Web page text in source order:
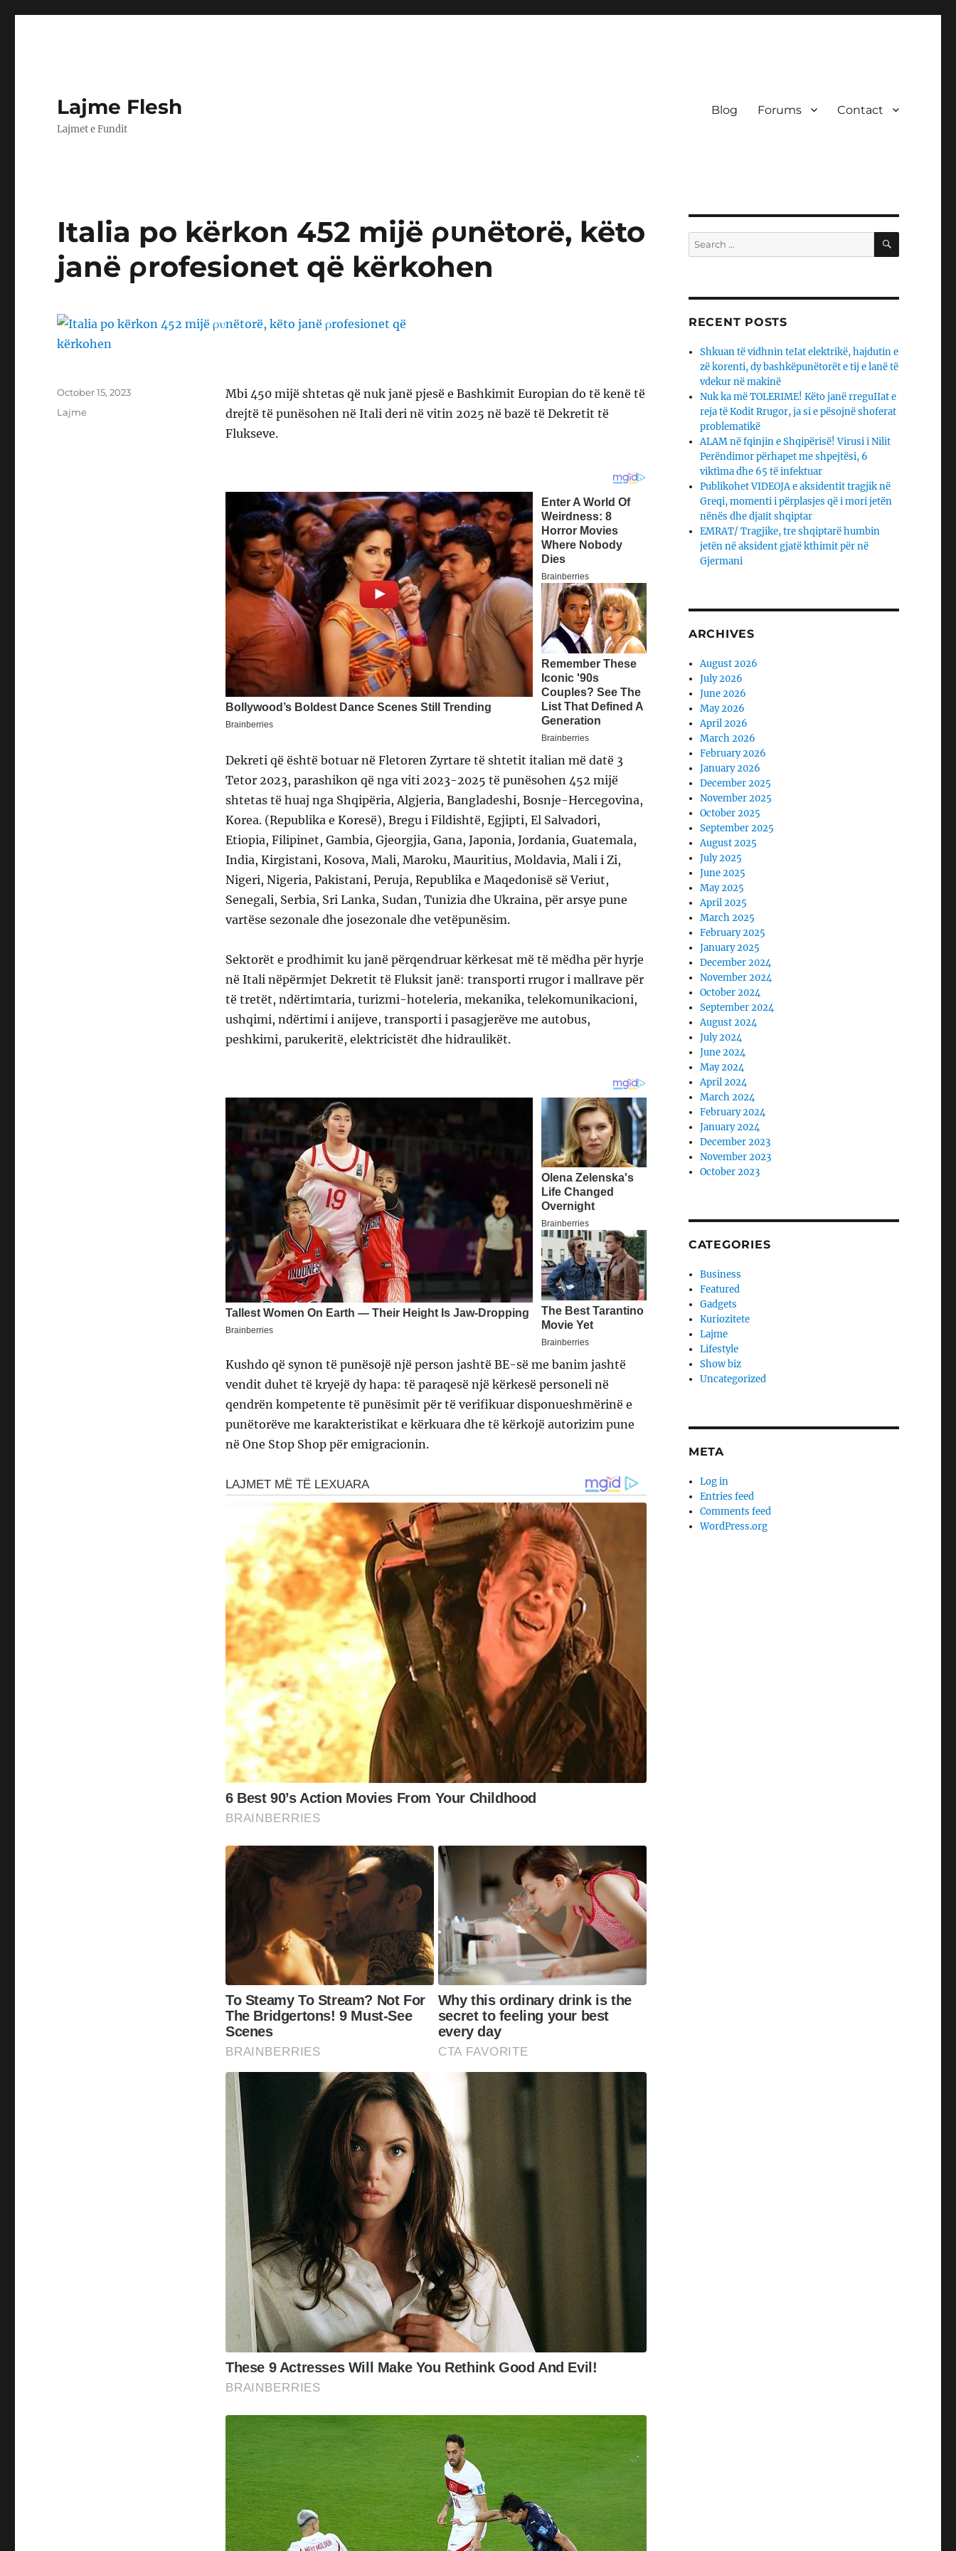
Lajme Flesh
Lajmet e Fundit
Blog Forums Contact
Italia po kërkon 452 mijë ρυnëtorë, këto
janë ρrofesionet që kërkohen
Mbi 450 mijë shtetas që nuk janë pjesë e Bashkimit Europian do të kenë të
drejtë të punësohen në Itali deri në vitin 2025 në bazë të Dekretit të
Flukseve.
Dekreti që është botuar në Fletoren Zyrtare të shtetit italian më datë 3
Tetor 2023, parashikon që nga viti 2023-2025 të punësohen 452 mijë
shtetas të huaj nga Shqipëria, Algjeria, Bangladeshi, Bosnje-Hercegovina,
Korea. (Republika e Koresë), Bregu i Fildishtë, Egjipti, El Salvadori,
Etiopia, Filipinet, Gambia, Gjeorgjia, Gana, Japonia, Jordania, Guatemala,
India, Kirgistani, Kosova, Mali, Maroku, Mauritius, Moldavia, Mali i Zi,
Nigeri, Nigeria, Pakistani, Peruja, Republika e Maqedonisë së Veriut,
Senegali, Serbia, Sri Lanka, Sudan, Tunizia dhe Ukraina, për arsye pune
vartëse sezonale dhe josezonale dhe vetëpunësim.
Sektorët e prodhimit ku janë përqendruar kërkesat më të mëdha për hyrje
në Itali nëpërmjet Dekretit të Fluksit janë: transporti rrugor i mallrave për
të tretët, ndërtimtaria, turizmi-hoteleria, mekanika, telekomunikacioni,
ushqimi, ndërtimi i anijeve, transporti i pasagjerëve me autobus,
peshkimi, parukeritë, elektricistët dhe hidraulikët.
Kushdo që synon të punësojë një person jashtë BE-së me banim jashtë
vendit duhet të kryejë dy hapa: të paraqesë një kërkesë personeli në
qendrën kompetente të punësimit për të verifikuar disponueshmërinë e
punëtorëve me karakteristikat e kërkuara dhe të kërkojë autorizim pune
në One Stop Shop për emigracionin.
Posted
October 15, 2023
Categories
Lajme
Search
for:
SEARCH
RECENT POSTS
Shkuan të vidhnin teIat elektrikë, hajdutin e
zë korenti, dy bashkëpunëtorët e tij e lanë të
vdekur në makinë
Nuk ka më TOLERIME! Këto janë rreguIIat e
reja të Kodit Rrugor, ja si e pësojnë shoferat
problematikë
ALAM në fqinjin e Shqipërisë! Virusi i Nilit
Perëndimor përhapet me shpejtësi, 6
viktìma dhe 65 të infektuar
Publikohet VIDEOJA e aksidentit tragjik në
Greqi, momenti i përplasjes që i mori jetën
nënës dhe djaΙit shqiptar
EMRAT/ Tragjike, tre shqiptarë humbin
jetën në aksident gjatë kthimit për në
Gjermani
ARCHIVES
August 2026
July 2026
June 2026
May 2026
April 2026
March 2026
February 2026
January 2026
December 2025
November 2025
October 2025
September 2025
August 2025
July 2025
June 2025
May 2025
April 2025
March 2025
February 2025
January 2025
December 2024
November 2024
October 2024
September 2024
August 2024
July 2024
June 2024
May 2024
April 2024
March 2024
February 2024
January 2024
December 2023
November 2023
October 2023
CATEGORIES
Business
Featured
Gadgets
Kuriozitete
Lajme
Lifestyle
Show biz
Uncategorized
META
Log in
Entries feed
Comments feed
WordPress.org